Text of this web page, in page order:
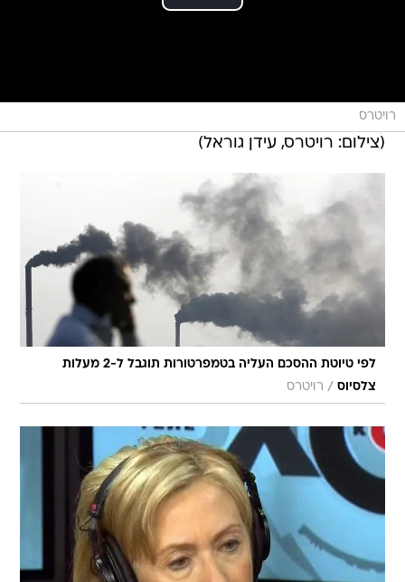
רויטרס
(צילום: רויטרס, עידן גוראל)
לפי טיוטת ההסכם העליה בטמפרטורות תוגבל ל-2 מעלות
צלסיוס / רויטרס